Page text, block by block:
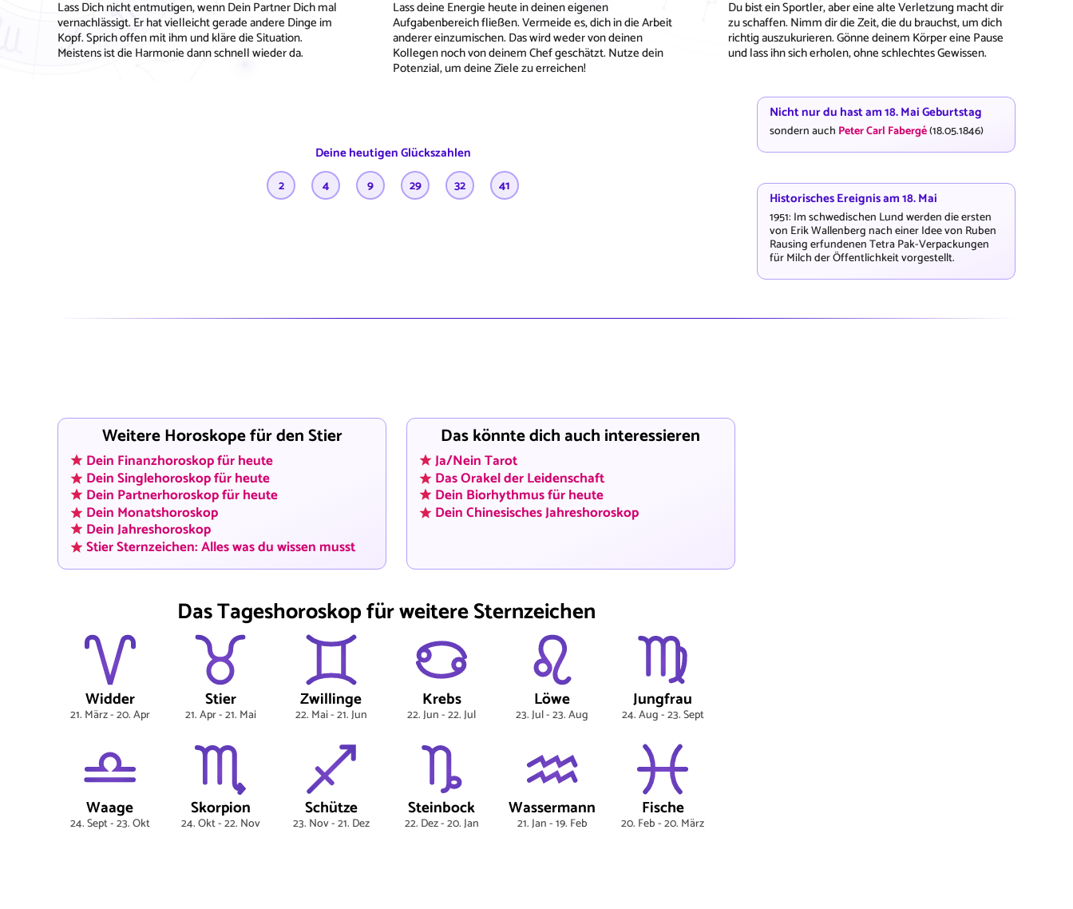
Lass Dich nicht entmutigen, wenn Dein Partner Dich mal
vernachlässigt. Er hat vielleicht gerade andere Dinge im
Kopf. Sprich offen mit ihm und kläre die Situation.
Meistens ist die Harmonie dann schnell wieder da.
Lass deine Energie heute in deinen eigenen
Aufgabenbereich fließen. Vermeide es, dich in die Arbeit
anderer einzumischen. Das wird weder von deinen
Kollegen noch von deinem Chef geschätzt. Nutze dein
Potenzial, um deine Ziele zu erreichen!
Du bist ein Sportler, aber eine alte Verletzung macht dir
zu schaffen. Nimm dir die Zeit, die du brauchst, um dich
richtig auszukurieren. Gönne deinem Körper eine Pause
und lass ihn sich erholen, ohne schlechtes Gewissen.
Deine heutigen Glückszahlen
2
4 9 29 32 41
Nicht nur du hast am 18. Mai Geburtstag
sondern auch Peter Carl Fabergé(18.05.1846)
Historisches Ereignis am 18. Mai
1951: Im schwedischen Lund werden die ersten
von Erik Wallenberg nach einer Idee von Ruben
Rausing erfundenen Tetra Pak-Verpackungen
für Milch der Öffentlichkeit vorgestellt.
Weitere Horoskope für den Stier
Dein Finanzhoroskop für heute
Dein Singlehoroskop für heute
Dein Partnerhoroskop für heute
Dein Monatshoroskop
Dein Jahreshoroskop
Stier Sternzeichen: Alles was du wissen musst
Das könnte dich auch interessieren
Ja/Nein Tarot
Das Orakel der Leidenschaft
Dein Biorhythmus für heute
Dein Chinesisches Jahreshoroskop
Das Tageshoroskop für weitere Sternzeichen
Widder
21. März - 20. Apr
Stier
21. Apr - 21. Mai
Zwillinge
22. Mai - 21. Jun
Krebs
22. Jun - 22. Jul
Löwe
23. Jul - 23. Aug
Jungfrau
24. Aug - 23. Sept
Waage
24. Sept - 23. Okt
Skorpion
24. Okt - 22. Nov
Schütze
23. Nov - 21. Dez
Steinbock
22. Dez - 20. Jan
Wassermann
21. Jan - 19. Feb
Fische
20. Feb - 20. März